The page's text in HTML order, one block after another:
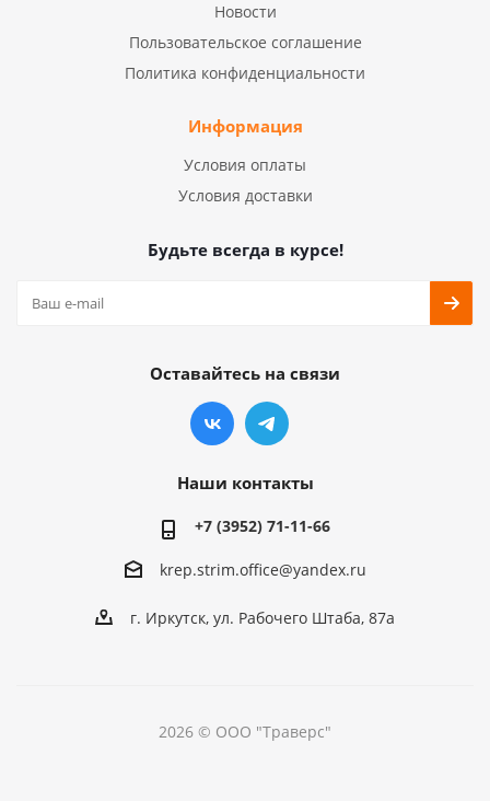
Новости
Пользовательское соглашение
Политика конфиденциальности
Информация
Условия оплаты
Условия доставки
Будьте всегда в курсе!
Оставайтесь на связи
Наши контакты
+7 (3952) 71-11-66
krep.strim.office@yandex.ru
г. Иркутск, ул. Рабочего Штаба, 87а
2026 © ООО "Траверс"